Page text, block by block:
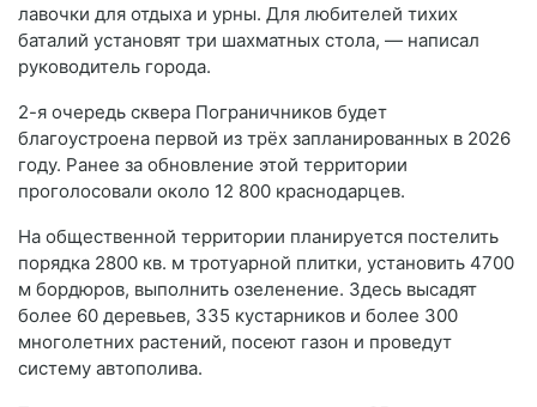
лавочки для отдыха и урны. Для любителей тихих
баталий установят три шахматных стола, — написал
руководитель города.
2-я очередь сквера Пограничников будет
благоустроена первой из трёх запланированных в 2026
году. Ранее за обновление этой территории
проголосовали около 12 800 краснодарцев.
На общественной территории планируется постелить
порядка 2800 кв. м тротуарной плитки, установить 4700
м бордюров, выполнить озеленение. Здесь высадят
более 60 деревьев, 335 кустарников и более 300
многолетних растений, посеют газон и проведут
систему автополива.